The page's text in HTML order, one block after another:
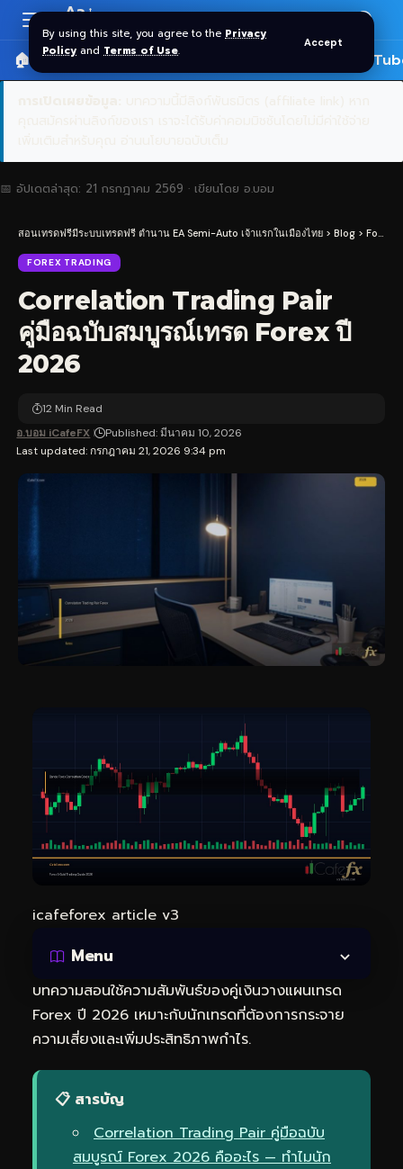
By using this site, you agree to the Privacy
Policy and Terms of Use.
Accept
Resizer
Aa
🏠 หน้าแรก ราคาทอง SPDR 🎬
📅 อัปเดตล่าสุด: 21 กรกฎาคม 2569 · เขียนโดย อ.บอม
สอนเทรดฟรีมีระบบเทรดฟรี ตำนาน EA Semi-Auto เจ้าแรกในเมืองไทย > Blog > Forex Trading
FOREX TRADING
Correlation Trading Pair
คู่มือฉบับสมบูรณ์เทรด Forex ปี
2026
Last updated: กรกฎาคม 21, 2026 9:34 pm
อ.บอม iCafeFX Published: มีนาคม 10, 2026
12 Min Read
icafeforex article v3
Menu
บทความสอนใช้ความสัมพันธ์ของคู่เงินวางแผนเทรด
Forex ปี 2026 เหมาะกับนักเทรดที่ต้องการกระจาย
ความเสี่ยงและเพิ่มประสิทธิภาพกำไร.
📋 สารบัญ
Correlation Trading Pair คู่มือฉบับ
สมบูรณ์ Forex 2026 คืออะไร — ทำไมนัก